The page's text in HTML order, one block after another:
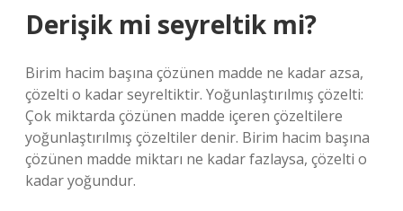
Derişik mi seyreltik mi?
Birim hacim başına çözünen madde ne kadar azsa,
çözelti o kadar seyreltiktir. Yoğunlaştırılmış çözelti:
Çok miktarda çözünen madde içeren çözeltilere
yoğunlaştırılmış çözeltiler denir. Birim hacim başına
çözünen madde miktarı ne kadar fazlaysa, çözelti o
kadar yoğundur.